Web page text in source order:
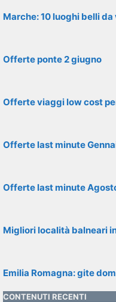
Marche: 10 luoghi belli
Offerte ponte 2 giugno
Offerte viaggi low cost
Offerte last minute
Offerte last minute
Migliori località balneari
Emilia Romagna: gite
CONTENUTI RECENTI